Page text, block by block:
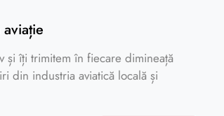
și îți trimitem în fiecare dimineață
din industria aviatică locală și